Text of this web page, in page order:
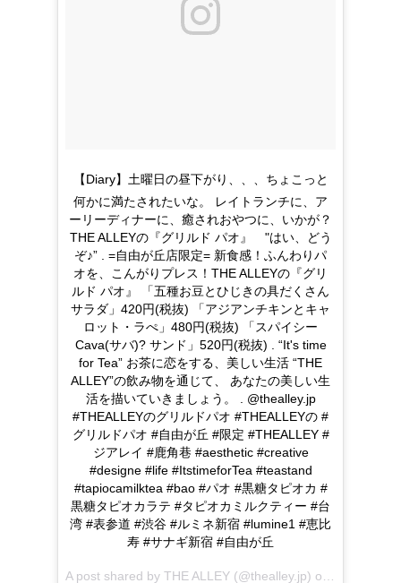
【Diary】土曜日の昼下がり、、、ちょこっと
何かに満たされたいな。 レイトランチに、ア
ーリーディナーに、癒されおやつに、いかが？
THE ALLEYの『グリルド パオ』 "はい、どう
ぞ♪” . =自由が丘店限定= 新食感！ふんわりパ
オを、こんがりプレス！THE ALLEYの『グリ
ルド パオ』 「五種お豆とひじきの具だくさん
サラダ」420円(税抜) 「アジアンチキンとキャ
ロット・ラぺ」480円(税抜) 「スパイシー
Cava(サバ)? サンド」520円(税抜) . “It's time
for Tea” お茶に恋をする、美しい生活 “THE
ALLEY”の飲み物を通じて、 あなたの美しい生
活を描いていきましょう。 . @thealley.jp
#THEALLEYのグリルドパオ #THEALLEYの #
グリルドパオ #自由が丘 #限定 #THEALLEY #
ジアレイ #鹿角巷 #aesthetic #creative
#designe #life #ItstimeforTea #teastand
#tapiocamilktea #bao #パオ #黒糖タピオカ #
黒糖タピオカラテ #タピオカミルクティー #台
湾 #表参道 #渋谷 #ルミネ新宿 #lumine1 #恵比
寿 #サナギ新宿 #自由が丘
A post shared by THE ALLEY (@thealley.jp) on